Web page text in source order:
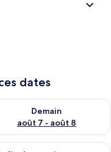
dates
6 - août 7
Demain
août 7 - août 8
la disponibilité pour
semaine août 7 -
la disponibilité pour